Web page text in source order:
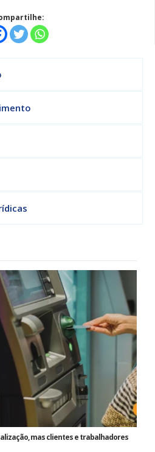
mas clientes e trabalhadores